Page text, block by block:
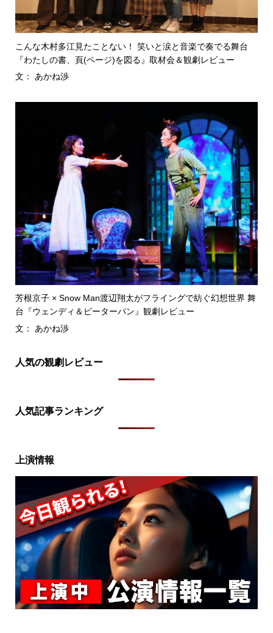
こんな木村多江見たことない！ 笑いと涙と音楽で奏でる舞台
『わたしの書、頁(ページ)を図る』取材会＆観劇レビュー
文： あかね渉
芳根京子 × Snow Man渡辺翔太がフライングで紡ぐ幻想世界 舞
台『ウェンディ＆ピーターパン』観劇レビュー
文： あかね渉
人気の観劇レビュー
人気記事ランキング
上演情報